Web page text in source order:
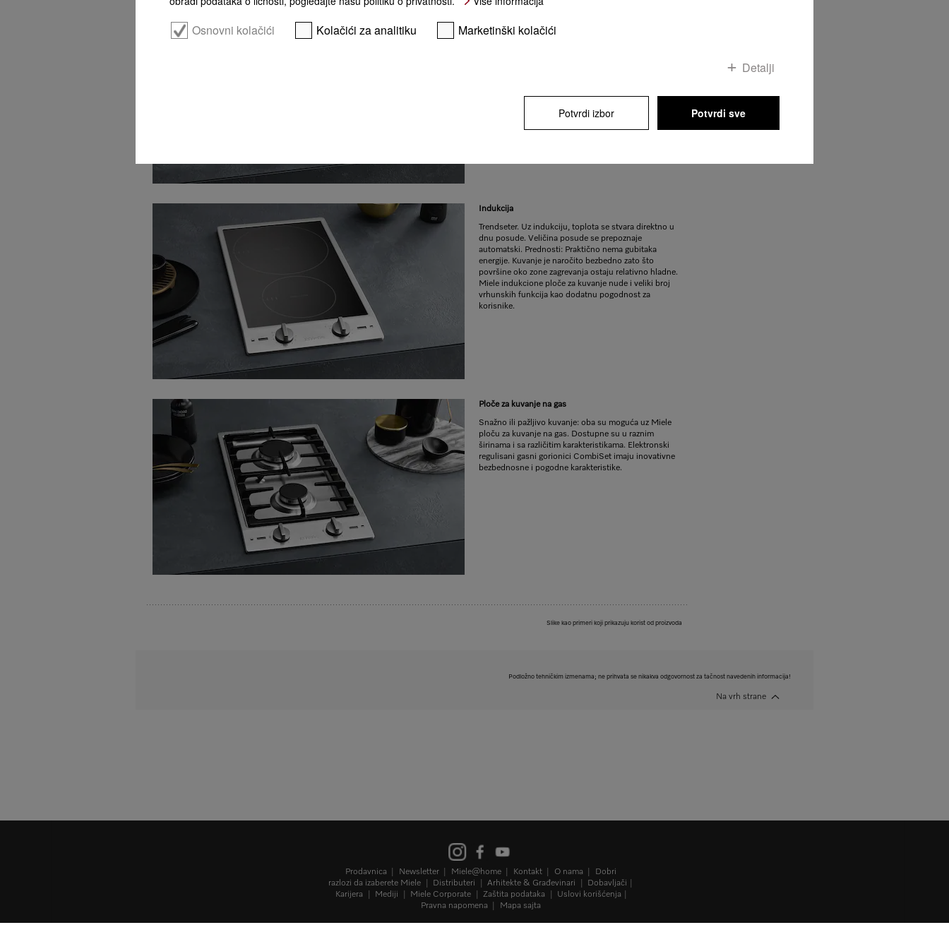
Zone zagrevanja se greju grejnim elementom
Indukcija
Trendseter. Uz indukciju, toplota se stvara direktno u
dnu posude. Veličina posude se prepoznaje
automatski. Prednosti: Praktično nema gubitaka
energije. Kuvanje je naročito bezbedno zato što
površine oko zone zagrevanja ostaju relativno hladne.
Miele indukcione ploče za kuvanje nude i veliki broj
vrhunskih funkcija kao dodatnu pogodnost za
korisnike.
Ploče za kuvanje na gas
Snažno ili pažljivo kuvanje: oba su moguća uz Miele
ploču za kuvanje na gas. Dostupne su u raznim
širinama i sa različitim karakteristikama. Elektronski
regulisani gasni gorionici CombiSet imaju inovativne
bezbednosne i pogodne karakteristike.
Slike kao primeri koji prikazuju korist od proizvoda
Podložno tehničkim izmenama; ne prihvata se nikakva odgovornost za tačnost navedenih informacija!
Na vrh strane
Prodavnica Newsletter Miele@home Kontakt O nama
Dobri
razlozi da izaberete Miele
Distributeri Arhitekte & Građevinari
Dobavljači
Karijera
Mediji Miele Corporate Zaštita podataka
Uslovi korišćenja
Pravna napomena
Mapa sajta
Osnovni kolačići Kolačići za analitiku Marketinški kolačići
Detalji
Potvrdi izbor Potvrdi sve